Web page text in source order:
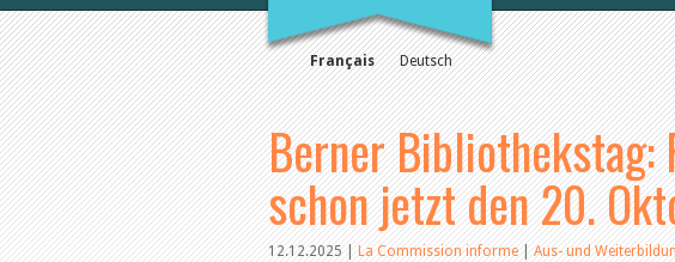
Français Deutsch
Berner Bibliothekstag:
schon jetzt den 20.
12.12.2025|La Commission informe|Aus- und